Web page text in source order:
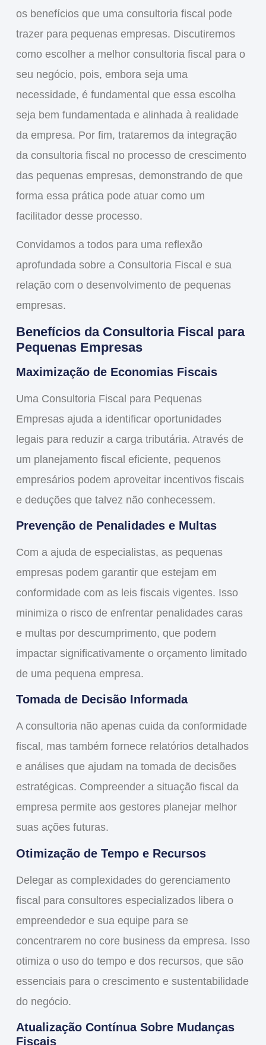
os benefícios que uma consultoria fiscal pode
trazer para pequenas empresas. Discutiremos
como escolher a melhor consultoria fiscal para o
seu negócio, pois, embora seja uma
necessidade, é fundamental que essa escolha
seja bem fundamentada e alinhada à realidade
da empresa. Por fim, trataremos da integração
da consultoria fiscal no processo de crescimento
das pequenas empresas, demonstrando de que
forma essa prática pode atuar como um
facilitador desse processo.
Convidamos a todos para uma reflexão
aprofundada sobre a Consultoria Fiscal e sua
relação com o desenvolvimento de pequenas
empresas.
Benefícios da Consultoria Fiscal para
Pequenas Empresas
Maximização de Economias Fiscais
Uma Consultoria Fiscal para Pequenas
Empresasajuda a identificar oportunidades
legais para reduzir a carga tributária. Através de
um planejamento fiscal eficiente, pequenos
empresários podem aproveitar incentivos fiscais
e deduções que talvez não conhecessem.
Prevenção de Penalidades e Multas
Com a ajuda de especialistas, as pequenas
empresas podem garantir que estejam em
conformidade com as leis fiscais vigentes. Isso
minimiza o risco de enfrentar penalidades caras
e multas por descumprimento, que podem
impactar significativamente o orçamento limitado
de uma pequena empresa.
Tomada de Decisão Informada
A consultoria não apenas cuida da conformidade
fiscal, mas também fornece relatórios detalhados
e análises que ajudam na tomada de decisões
estratégicas. Compreender a situação fiscal da
empresa permite aos gestores planejar melhor
suas ações futuras.
Otimização de Tempo e Recursos
Delegar as complexidades do gerenciamento
fiscal para consultores especializados libera o
empreendedor e sua equipe para se
concentrarem no core business da empresa. Isso
otimiza o uso do tempo e dos recursos, que são
essenciais para o crescimento e sustentabilidade
do negócio.
Atualização Contínua Sobre Mudanças
Fiscais